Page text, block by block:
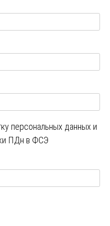
персональных данных и
ПДн в ФСЭ